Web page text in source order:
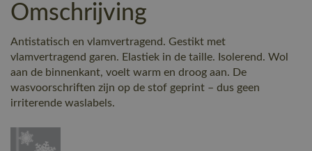
Omschrijving
Antistatisch en vlamvertragend. Gestikt met
vlamvertragend garen. Elastiek in de taille. Isolerend. Wol
aan de binnenkant, voelt warm en droog aan. De
wasvoorschriften zijn op de stof geprint – dus geen
irriterende waslabels.